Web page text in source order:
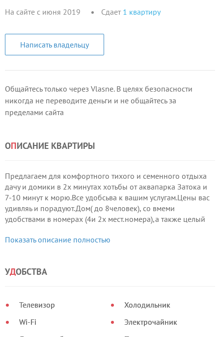
На сайте с июня 2019 Сдает 1 квартиру
Написать владельцу
Общайтесь только через Vlasne. В целях безопасности
никогда не переводите деньги и не общайтесь за
пределами сайта
ОПИСАНИЕ КВАРТИРЫ
Предлагаем для комфортного тихого и семенного отдыха
дачу и домики в 2х минутах хотьбы от аквапарка Затока и
7-10 минут к морю.Все удобсьва к вашим услугам.Цены вас
удивляь и порадуют.Дом( до 8человек), со вмеми
удобствами в номерах (4и 2х мест.номера),а также целый
челтовек) с кондицыонером и всеми удобствами.
Показать описание полностью
УДОБСТВА
Телевизор
Wi-Fi
Холодильник
Электрочайник